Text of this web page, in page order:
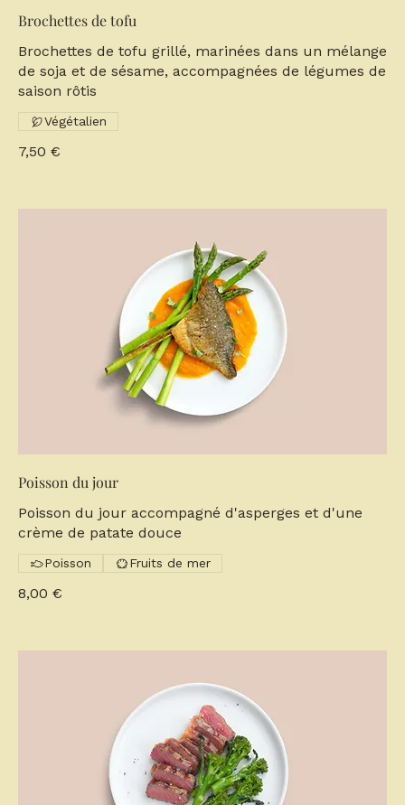
Brochettes de tofu
Brochettes de tofu grillé, marinées dans un mélange
de soja et de sésame, accompagnées de légumes de
saison rôtis
7,50 €
Végétalien
Poisson du jour
Poisson du jour accompagné d'asperges et d'une
crème de patate douce
8,00 €
Poisson Fruits de mer